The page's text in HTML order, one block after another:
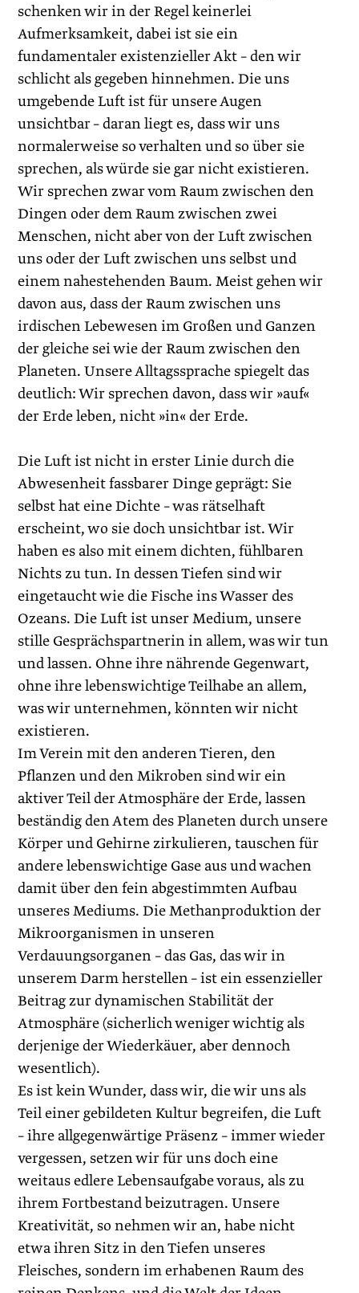
schenken wir in der Regel keinerlei
Aufmerksamkeit, dabei ist sie ein
fundamentaler existenzieller Akt – den wir
schlicht als gegeben hinnehmen. Die uns
umgebende Luft ist für unsere Augen
unsichtbar – daran liegt es, dass wir uns
normalerweise so verhalten und so über sie
sprechen, als würde sie gar nicht existieren.
Wir sprechen zwar vom Raum zwischen den
Dingen oder dem Raum zwischen zwei
Menschen, nicht aber von der Luft zwischen
uns oder der Luft zwischen uns selbst und
einem nahestehenden Baum. Meist gehen wir
davon aus, dass der Raum zwischen uns
irdischen Lebewesen im Großen und Ganzen
der gleiche sei wie der Raum zwischen den
Planeten. Unsere Alltagssprache spiegelt das
deutlich: Wir sprechen davon, dass wir »auf«
der Erde leben, nicht »in« der Erde.
Die Luft ist nicht in erster Linie durch die
Abwesenheit fassbarer Dinge geprägt: Sie
selbst hat eine Dichte – was rätselhaft
erscheint, wo sie doch unsichtbar ist. Wir
haben es also mit einem dichten, fühlbaren
Nichts zu tun. In dessen Tiefen sind wir
eingetaucht wie die Fische ins Wasser des
Ozeans. Die Luft ist unser Medium, unsere
stille Gesprächspartnerin in allem, was wir tun
und lassen. Ohne ihre nährende Gegenwart,
ohne ihre lebenswichtige Teilhabe an allem,
was wir unternehmen, könnten wir nicht
existieren.
Im Verein mit den anderen Tieren, den
Pflanzen und den Mikroben sind wir ein
aktiver Teil der Atmosphäre der Erde, lassen
beständig den Atem des Planeten durch unsere
Körper und Gehirne zirkulieren, tauschen für
andere lebenswichtige Gase aus und wachen
damit über den fein abgestimmten Aufbau
unseres Mediums. Die Methanproduktion der
Mikroorganismen in unseren
Verdauungsorganen – das Gas, das wir in
unserem Darm herstellen – ist ein essenzieller
Beitrag zur dynamischen Stabilität der
Atmosphäre (sicherlich weniger wichtig als
derjenige der Wiederkäuer, aber dennoch
wesentlich).
Es ist kein Wunder, dass wir, die wir uns als
Teil ­einer gebildeten Kultur begreifen, die Luft
– ihre allgegenwärtige Präsenz – immer wieder
vergessen, setzen wir für uns doch eine
weitaus edlere Lebensaufgabe voraus, als zu
ihrem Fortbestand beizutragen. Unsere
Kreativität, so nehmen wir an, habe nicht
etwa ihren Sitz in den Tiefen unseres
Fleisches, sondern im erhabenen Raum des